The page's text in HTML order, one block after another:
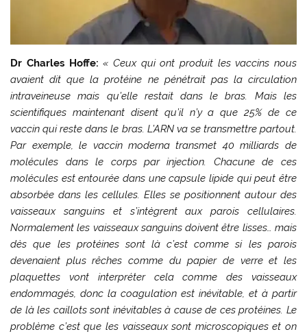
Dr Charles Hoffe: « Ceux qui ont produit les vaccins nous
avaient dit que la protéine ne pénétrait pas la circulation
intraveineuse mais qu’elle restait dans le bras. Mais les
scientifiques maintenant disent qu’il n’y a que 25% de ce
vaccin qui reste dans le bras. L’ARN va se transmettre partout.
Par exemple, le vaccin moderna transmet 40 milliards de
molécules dans le corps par injection. Chacune de ces
molécules est entourée dans une capsule lipide qui peut être
absorbée dans les cellules. Elles se positionnent autour des
vaisseaux sanguins et s’intègrent aux parois cellulaires.
Normalement les vaisseaux sanguins doivent être lisses… mais
dès que les protéines sont là c’est comme si les parois
devenaient plus rêches comme du papier de verre et les
plaquettes vont interpréter cela comme des vaisseaux
endommagés, donc la coagulation est inévitable, et à partir
de là les caillots sont inévitables à cause de ces protéines. Le
problème c’est que les vaisseaux sont microscopiques et on